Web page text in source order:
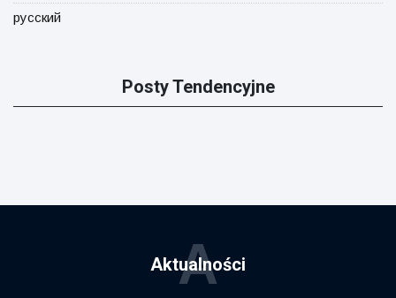
русский
Posty Tendencyjne
Aktualności
A